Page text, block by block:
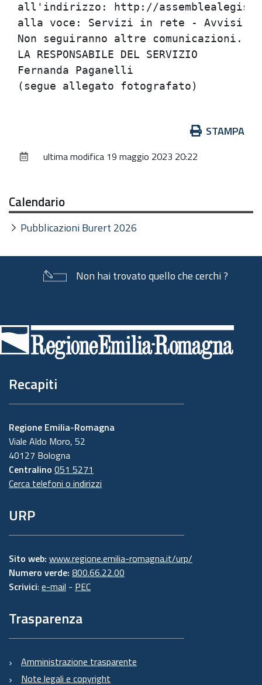
all'indirizzo: http://
alla voce: Servizi in rete - Avvisi e
Non seguiranno altre comunicazioni.
LA RESPONSABILE DEL SERVIZIO
Fernanda Paganelli
documento
STAMPA
ultima modifica 19 maggio 2023 20:22
Calendario
Pubblicazioni Burert 2026
Non hai trovato quello che cerchi ?
di
pagina
Recapiti
Regione Emilia-Romagna
Viale Aldo Moro, 52
40127 Bologna
Centralino 051 5271
Cerca telefoni o indirizzi
URP
Sito web: www.regione.emilia-romagna.it/urp/
Numero verde: 800.66.22.00
Scrivici: e-mail - PEC
Trasparenza
Amministrazione trasparente
Note legali e copyright